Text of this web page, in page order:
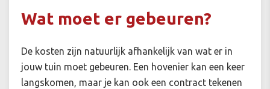
Wat moet er gebeuren?
De kosten zijn natuurlijk afhankelijk van wat er in
jouw tuin moet gebeuren. Een hovenier kan een keer
langskomen, maar je kan ook een contract tekenen